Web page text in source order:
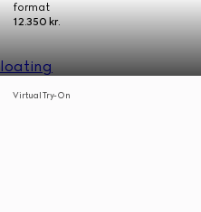
format
12.350 kr.
Virtual Try-On